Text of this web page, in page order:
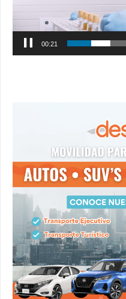
00:22